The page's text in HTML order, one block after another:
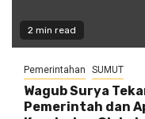
2 min read
Pemerintahan SUMUT
Wagub Surya
Pemerintah dan